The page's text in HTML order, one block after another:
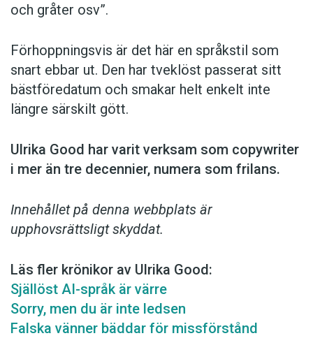
och gråter osv”.
Förhoppningsvis är det här en språkstil som
snart ebbar ut. Den har tveklöst passerat sitt
bästföredatum och smakar helt enkelt inte
längre särskilt gött.
Ulrika Good har varit verksam som copy­writer
i mer än tre decennier, numera som frilans.
Innehållet på denna webbplats är
upphovsrättsligt skyddat.
Läs fler krönikor av Ulrika Good:
Själlöst AI-språk är värre
Sorry, men du är inte ledsen
Falska vänner bäddar för missförstånd